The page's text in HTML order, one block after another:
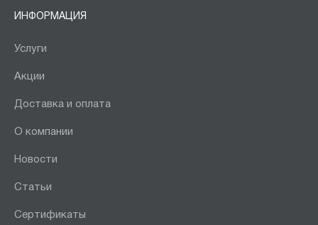
ИНФОРМАЦИЯ
Услуги
Акции
Доставка и оплата
О компании
Новости
Статьи
Сертификаты